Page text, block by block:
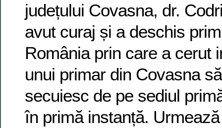
județului Covasna, dr.
avut curaj și a deschis
România prin care a cerut
unui primar din Covasna
secuiesc de pe sediul
în primă instanță.